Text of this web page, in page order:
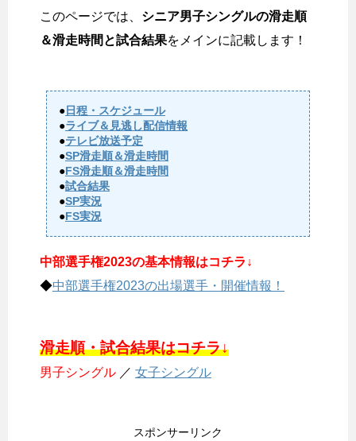
このページでは、 シニア男子シングルの滑走順
＆滑走時間と試合結果をメインに記載します！
●日程・スケジュール
●ライブ＆見逃し配信情報
●テレビ放送予定
●SP滑走順＆滑走時間
●FS滑走順＆滑走時間
●試合結果
●SP実況
●FS実況
中部選手権2023の基本情報はコチラ↓
◆中部選手権2023の出場選手・開催情報！
滑走順・試合結果はコチラ↓
男子シングル ／ 女子シングル
スポンサーリンク